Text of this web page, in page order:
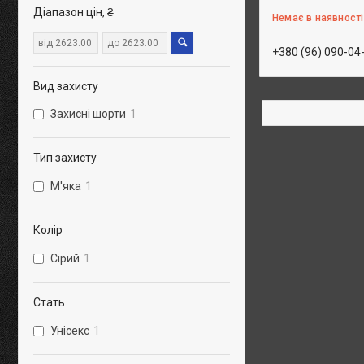
Немає в наявності
+380 (96) 090-
Діапазон цін, ₴
Вид захисту
Захисні шорти 1
Тип захисту
М'яка 1
Колір
Сірий 1
Стать
Унісекс 1